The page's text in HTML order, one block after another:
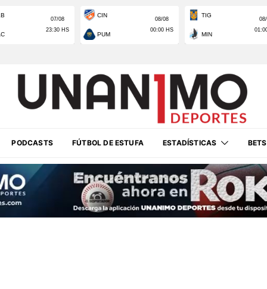
PODCASTS FÚTBOL DE ESTUFA ESTADÍSTICAS BETS